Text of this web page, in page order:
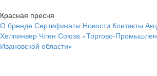
Красная пресня
О бренде Сертификаты Новости Контакты
Хелпинвер Член Союза «Торгово-
Ивановской области»